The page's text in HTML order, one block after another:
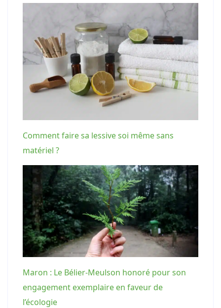
Comment faire sa lessive soi même sans
matériel ?
Maron : Le Bélier-Meulson honoré pour son
engagement exemplaire en faveur de
l’écologie